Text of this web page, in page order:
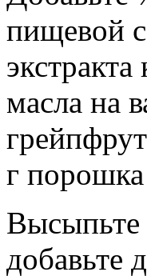
пищевой
масла на
г
Высыпьте
добавьте